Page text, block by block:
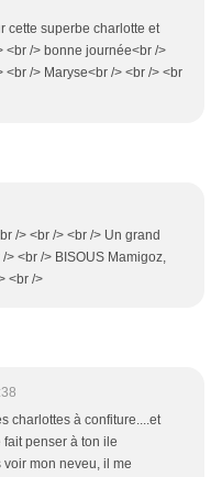
cette superbe charlotte et
<br /> bonne journée<br />
<br /> Maryse<br /> <br /> <br
/> <br /> <br /> Un grand
> <br /> BISOUS Mamigoz,
<br />
charlottes à confiture....et
penser à ton ile
mon neveu, il me